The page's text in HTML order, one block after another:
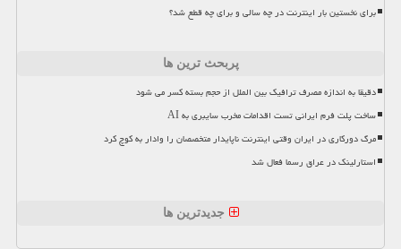
برای نخستین بار اینترنت در چه سالی و برای چه قطع شد؟
پربحث ترین ها
دقیقا به اندازه مصرف ترافیک بین الملل از حجم بسته کسر می شود
ساخت پلت فرم ایرانی تست اقدامات مخرب سایبری به AI
مرگ دورکاری در ایران وقتی اینترنت ناپایدار متخصصان را وادار به کوچ کرد
استارلینک در عراق رسما فعال شد
جدیدترین ها